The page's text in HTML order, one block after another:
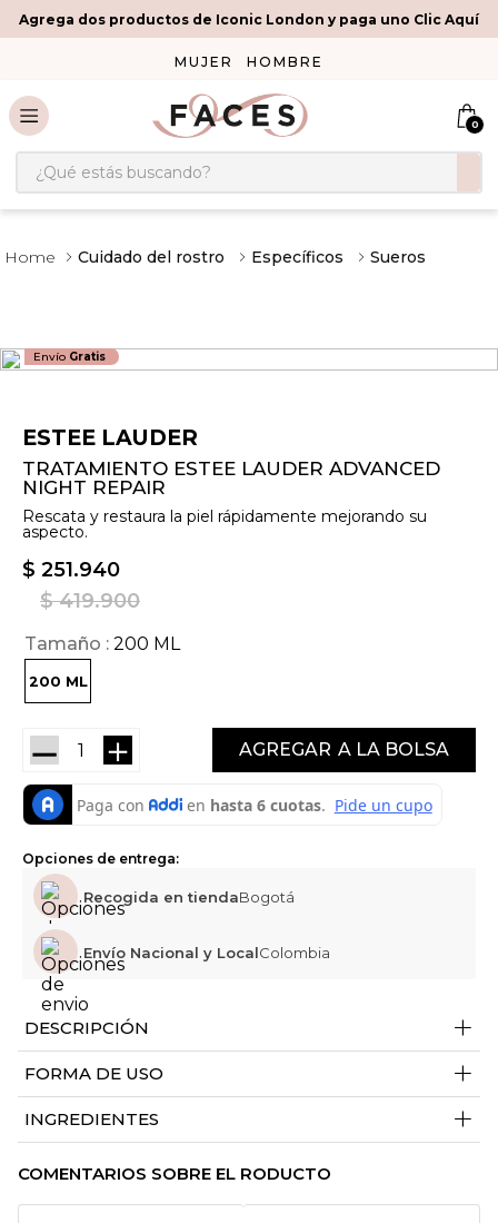
Agrega dos productos de Iconic London y paga uno Clic Aquí
MUJER HOMBRE
0
¿Qué estás buscando?
Cuidado del rostro Específicos Sueros
Envío Gratis
ESTEE LAUDER
TRATAMIENTO ESTEE LAUDER ADVANCED
NIGHT REPAIR
Rescata y restaura la piel rápidamente mejorando su
aspecto.
$ 251.940
$ 419.900
Tamaño 200 ML
200 ML
＋
－ AGREGAR
Opciones de entrega:
Recogida en tiendaBogotá
Envío Nacional y LocalColombia
DESCRIPCIÓN +
FORMA DE USO +
INGREDIENTES +
COMENTARIOS SOBRE EL RODUCTO